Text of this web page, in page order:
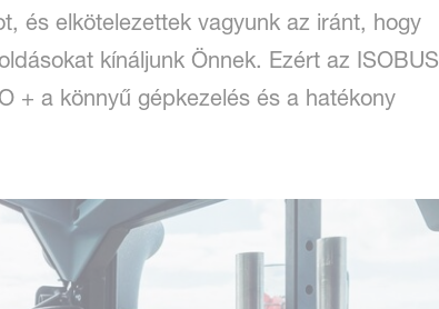
és elkötelezettek vagyunk az iránt, hogy
kínáljunk Önnek. Ezért az ISOBUS
+ a könnyű gépkezelés és a hatékony